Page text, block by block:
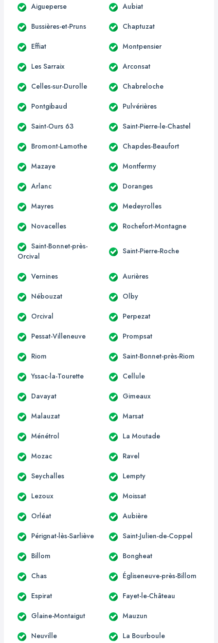
Aigueperse Aubiat
Bussières-et-Pruns Chaptuzat
Effiat Montpensier
Les Sarraix Arconsat
Celles-sur-Durolle Chabreloche
Pontgibaud Pulvérières
Saint-Ours 63 Saint-Pierre-le-Chastel
Bromont-Lamothe Chapdes-Beaufort
Mazaye Montfermy
Arlanc Doranges
Mayres Medeyrolles
Novacelles Rochefort-Montagne
Saint-Bonnet-près-
Orcival
Saint-Pierre-Roche
Vernines Aurières
Nébouzat Olby
Orcival Perpezat
Pessat-Villeneuve Prompsat
Riom Saint-Bonnet-près-Riom
Yssac-la-Tourette Cellule
Davayat Gimeaux
Malauzat Marsat
Ménétrol La Moutade
Mozac Ravel
Seychalles Lempty
Lezoux Moissat
Orléat Aubière
Pérignat-lès-Sarliève Saint-Julien-de-Coppel
Billom Bongheat
Chas Égliseneuve-près-Billom
Espirat Fayet-le-Château
Glaine-Montaigut Mauzun
Neuville La Bourboule